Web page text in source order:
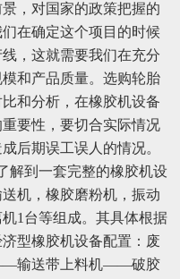
，对国家的政策把握的
在确定这个项目的时候
，这就需要我们在充分
和产品质量。选购轮胎
和分析，在橡胶机设备
要性，要切合实际情况
后期误工误人的情况。
到一套完整的橡胶机设
机，橡胶磨粉机，振动
1台等组成。其具体根据
型橡胶机设备配置：废
输送带上料机——破胶